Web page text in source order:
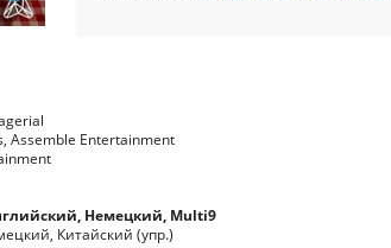
Assemble Entertainment
Немецкий, Multi9
Китайский (упр.)